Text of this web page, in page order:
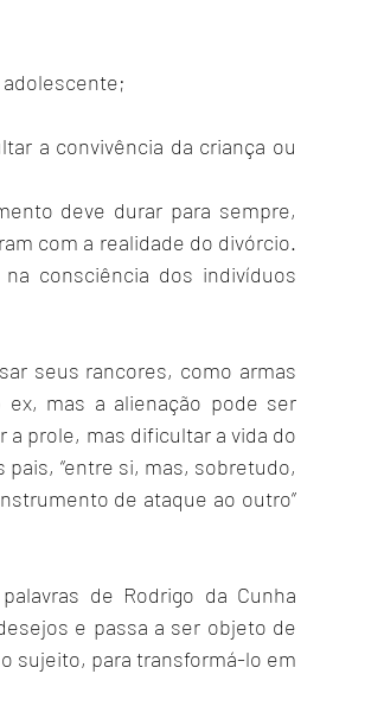
a convivência da criança ou
deve durar para sempre,
com a realidade do divórcio.
consciência dos indivíduos
seus rancores, como armas
ex, mas a alienação pode ser
prole, mas dificultar a vida do
“entre si, mas, sobretudo,
de ataque ao outro”
de Rodrigo da Cunha
e passa a ser objeto de
sujeito, para transformá-lo em